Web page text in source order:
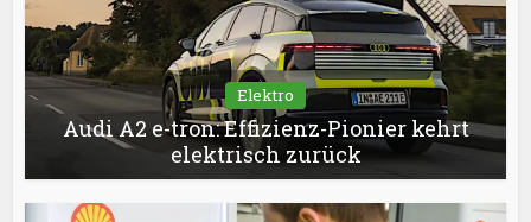
Elektro
Audi A2 e-tron: Effizienz-Pionier kehrt
elektrisch zurück